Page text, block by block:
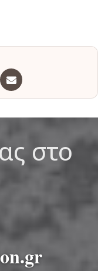
στο